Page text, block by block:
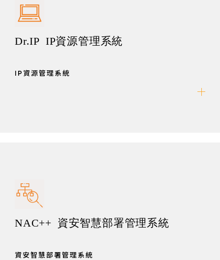
Dr.IP IP資源管理系統
IP資源管理系統
NAC++ 資安智慧部署管理系統
資安智慧部署管理系統